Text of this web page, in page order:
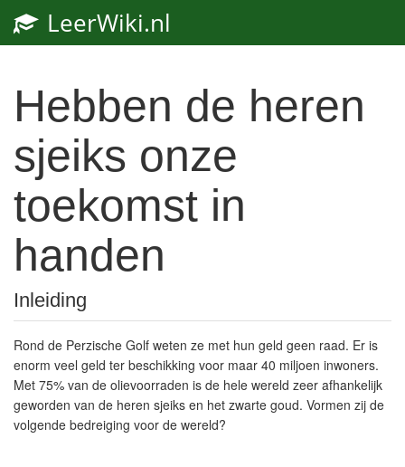
LeerWiki.nl
Hebben de heren
sjeiks onze
toekomst in
handen
Inleiding
Rond de Perzische Golf weten ze met hun geld geen raad. Er is
enorm veel geld ter beschikking voor maar 40 miljoen inwoners.
Met 75% van de olievoorraden is de hele wereld zeer afhankelijk
geworden van de heren sjeiks en het zwarte goud. Vormen zij de
volgende bedreiging voor de wereld?